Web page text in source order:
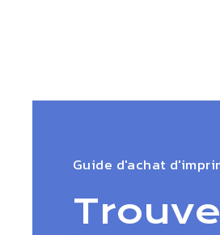
Guide d'achat